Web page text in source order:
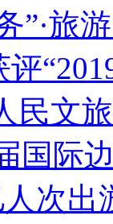
”·旅
民文
国际
次